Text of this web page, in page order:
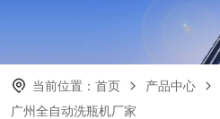
当前位置： 首页 产品中心
广州全自动洗瓶机厂家